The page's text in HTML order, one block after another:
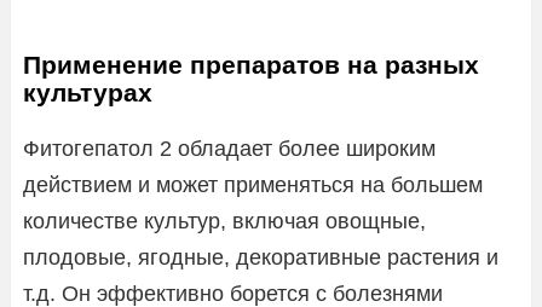
Применение препаратов на разных
культурах
Фитогепатол 2 обладает более широким
действием и может применяться на большем
количестве культур, включая овощные,
плодовые, ягодные, декоративные растения и
т.д. Он эффективно борется с болезнями